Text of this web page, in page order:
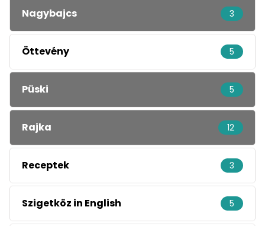
Nagybajcs 3
Öttevény 5
Püski 5
Rajka 12
Receptek 3
Szigetköz in English 5